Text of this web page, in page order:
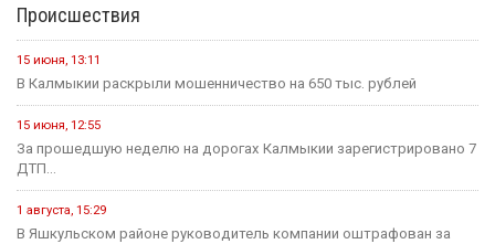
Происшествия
15 июня, 13:11
В Калмыкии раскрыли мошенничество на 650 тыс. рублей
15 июня, 12:55
За прошедшую неделю на дорогах Калмыкии зарегистрировано 7
ДТП...
1 августа, 15:29
В Яшкульском районе руководитель компании оштрафован за